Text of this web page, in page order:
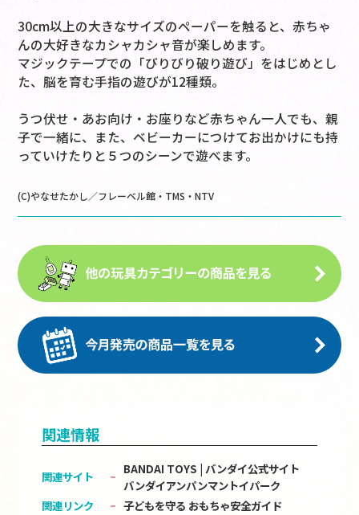
30cm以上の大きなサイズのペーパーを触ると、赤ちゃ
んの大好きなカシャカシャ音が楽しめます。
マジックテープでの「びりびり破り遊び」をはじめとし
た、脳を育む手指の遊びが12種類。
うつ伏せ・あお向け・お座りなど赤ちゃん一人でも、親
子で一緒に、また、ベビーカーにつけてお出かけにも持
っていけたりと５つのシーンで遊べます。
(C)やなせたかし／フレーベル館・TMS・NTV
関連情報
関連サイト
BANDAI TOYS | バンダイ公式サイト
バンダイアンパンマントイパーク
関連リンク
子どもを守る おもちゃ安全ガイド